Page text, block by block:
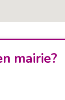
mairie?